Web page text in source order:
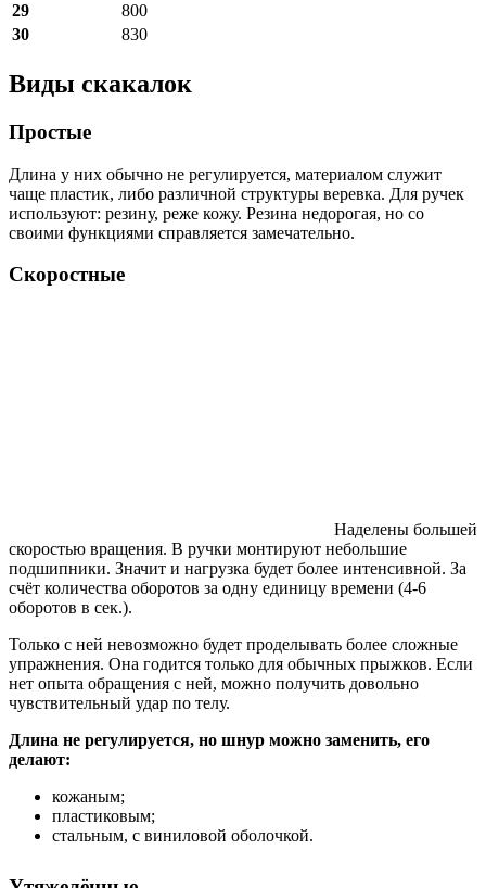
29
800
30
830
Виды скакалок
Простые
Длина у них обычно не регулируется, материалом служит
чаще пластик, либо различной структуры веревка. Для ручек
используют: резину, реже кожу. Резина недорогая, но со
своими функциями справляется замечательно.
Скоростные
Наделены большей
скоростью вращения. В ручки монтируют небольшие
подшипники. Значит и нагрузка будет более интенсивной. За
счёт количества оборотов за одну единицу времени (4-6
оборотов в сек.).
Только с ней невозможно будет проделывать более сложные
упражнения. Она годится только для обычных прыжков. Если
нет опыта обращения с ней, можно получить довольно
чувствительный удар по телу.
Длина не регулируется, но шнур можно заменить, его
делают:
кожаным;
пластиковым;
стальным, с виниловой оболочкой.